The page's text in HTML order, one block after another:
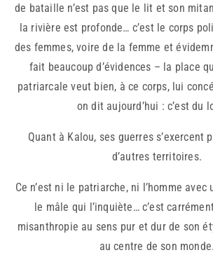
de bataille n’est pas que le lit et son
la rivière est profonde… c’est le corps
des femmes, voire de la femme et
fait beaucoup d’évidences – la place
patriarcale veut bien, à ce corps, lui
on dit aujourd’hui : c’est du
Quant à Kalou, ses guerres s’exercent
d’autres territoires.
Ce n’est ni le patriarche, ni l’homme avec
le mâle qui l’inquiète… c’est
misanthropie au sens pur et dur de son
au centre de son monde.